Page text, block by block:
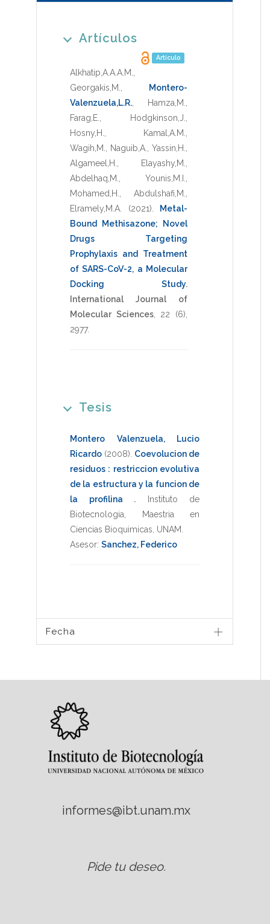
Artículos
Artículo
Alkhatip,A.A.A.M.
Georgakis,M.
Montero-
Valenzuela,L.R.
Hamza,M.
Farag,E.
Hodgkinson,J.
Hosny,H.
Kamal,A.M.
Wagih,M.
Naguib,A. Yassin,H.
Algameel,H.
Elayashy,M.
Abdelhaq,M.
Younis,M.I.
Mohamed,H.
Abdulshafi,M.
Elramely,M.A.
(2021)
Metal-
Bound Methisazone; Novel
Drugs Targeting
Prophylaxis and Treatment
of SARS-CoV-2, a Molecular
Docking Study.
International Journal of
Molecular Sciences, 22 (6),
2977.
Tesis
Montero Valenzuela, Lucio
Ricardo (2008) Coevolucion de
residuos : restriccion evolutiva
de la estructura y la funcion de
la profilina .
Instituto de
Biotecnologia
Maestria en
Ciencias Bioquimicas UNAM
Asesor: Sanchez, Federico
Fecha
informes@ibt.unam.mx
Pide tu deseo.